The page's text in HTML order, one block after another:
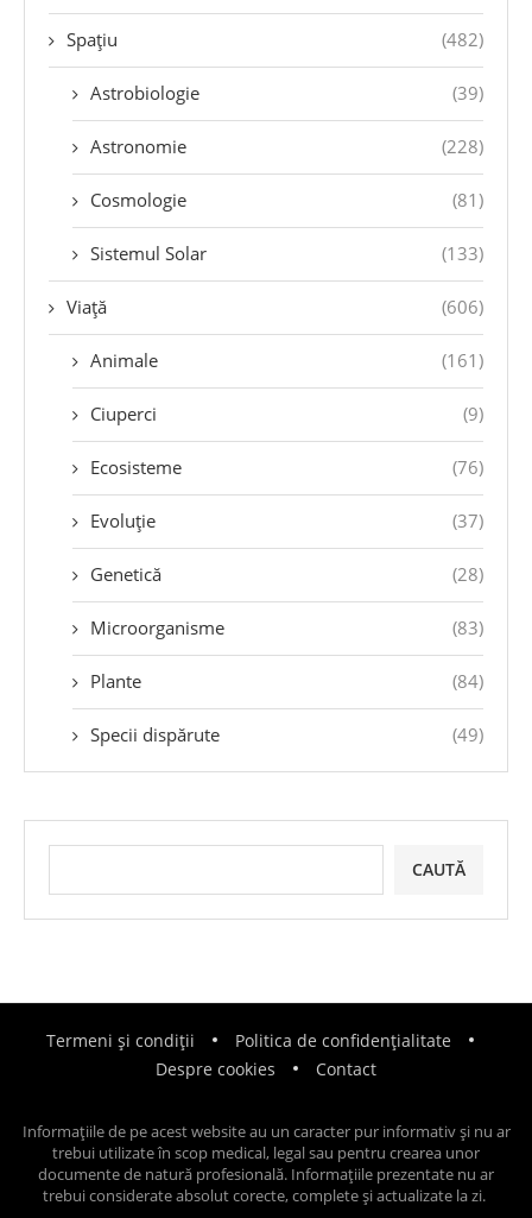
Spațiu (482)
Astrobiologie (39)
Astronomie (228)
Cosmologie (81)
Sistemul Solar (133)
Viață (606)
Animale (161)
Ciuperci (9)
Ecosisteme (76)
Evoluție (37)
Genetică (28)
Microorganisme (83)
Plante (84)
Specii dispărute (49)
CAUTĂ
Termeni și condiții
Politica de confidențialitate
Despre cookies
Contact
Informațiile de pe acest website au un caracter pur informativ și nu ar
trebui utilizate în scop medical, legal sau pentru crearea unor
documente de natură profesională. Informațiile prezentate nu ar
trebui considerate absolut corecte, complete și actualizate la zi.